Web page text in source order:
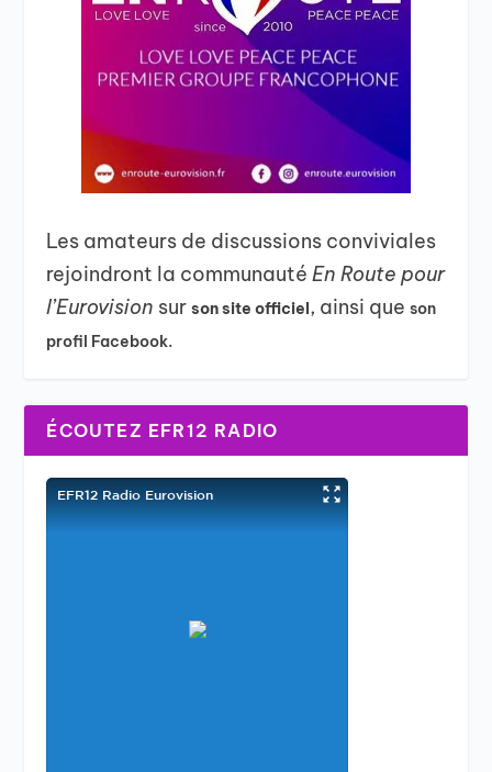
Les amateurs de discussions conviviales
rejoindront la communautéEn Route pour
l’Eurovision surson site officiel, ainsi queson
profil Facebook.
ÉCOUTEZ EFR12 RADIO